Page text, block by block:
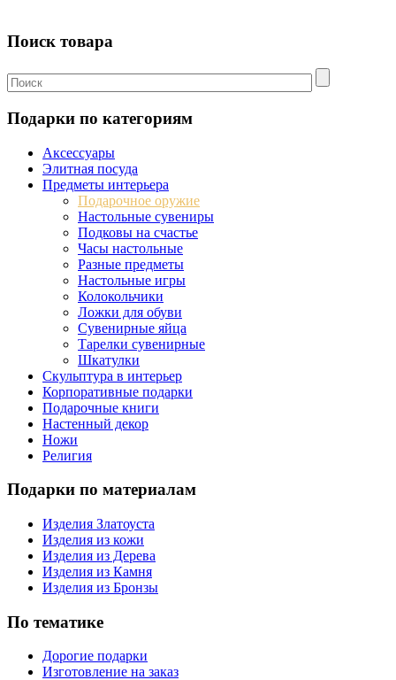
Поиск товара
Подарки по категориям
Аксессуары
Элитная посуда
Предметы интерьера
Подарочное оружие
Настольные сувениры
Подковы на счастье
Часы настольные
Разные предметы
Настольные игры
Колокольчики
Ложки для обуви
Сувенирные яйца
Тарелки сувенирные
Шкатулки
Скульптура в интерьер
Корпоративные подарки
Подарочные книги
Настенный декор
Ножи
Религия
Подарки по материалам
Изделия Златоуста
Изделия из кожи
Изделия из Дерева
Изделия из Камня
Изделия из Бронзы
По тематике
Дорогие подарки
Изготовление на заказ